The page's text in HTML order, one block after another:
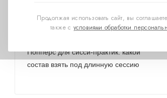
Продолжая использовать сайт, вы
также с условиями обработки
Попперс для сисси-практик: какой
состав взять под длинную сессию